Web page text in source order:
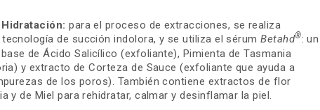
para el proceso de extracciones, se realiza
tecnología de succión indolora, y se utiliza el sérumBetahd®: un
de Ácido Salicílico (exfoliante), Pimienta de Tasmania
y extracto de Corteza de Sauce (exfoliante que ayuda a
de los poros). También contiene extractos de flor
y de Miel para rehidratar, calmar y desinflamar la piel.